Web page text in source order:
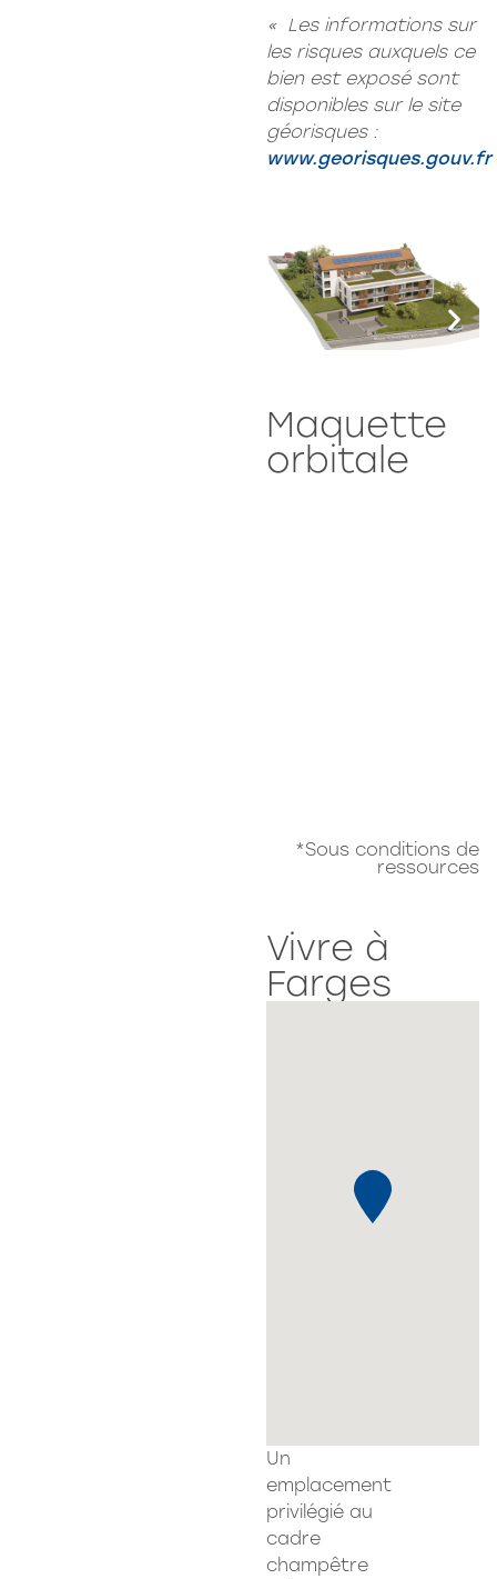
« Les informations sur
les risques auxquels ce
bien est exposé sont
disponibles sur le site
géorisques :
www.georisques.gouv.fr
Maquette
orbitale
*Sous conditions de
ressources
Vivre à
Farges
Un
emplacement
privilégié au
cadre
champêtre